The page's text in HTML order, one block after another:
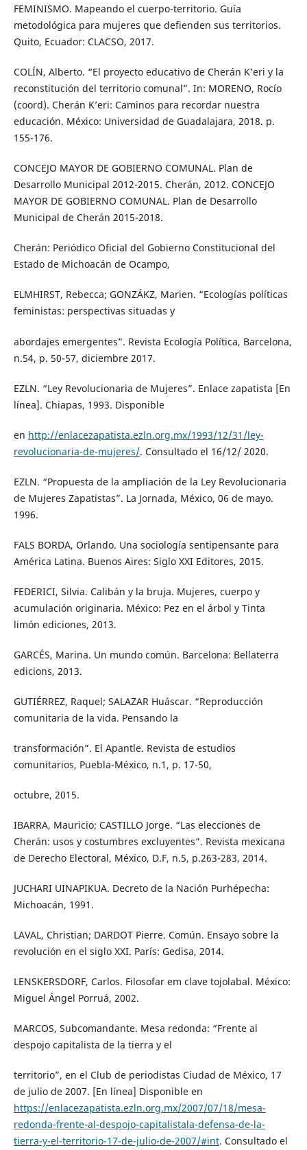
FEMINISMO. Mapeando el cuerpo-territorio. Guía
metodológica para mujeres que defienden sus territorios.
Quito, Ecuador: CLACSO, 2017.
COLÍN, Alberto. “El proyecto educativo de Cherán K’eri y la
reconstitución del territorio comunal”. In: MORENO, Rocío
(coord). Cherán K’eri: Caminos para recordar nuestra
educación. México: Universidad de Guadalajara, 2018. p.
155-176.
CONCEJO MAYOR DE GOBIERNO COMUNAL. Plan de
Desarrollo Municipal 2012-2015. Cherán, 2012. CONCEJO
MAYOR DE GOBIERNO COMUNAL. Plan de Desarrollo
Municipal de Cherán 2015-2018.
Cherán: Periódico Oficial del Gobierno Constitucional del
Estado de Michoacán de Ocampo,
ELMHIRST, Rebecca; GONZÁKZ, Marien. “Ecologías políticas
feministas: perspectivas situadas y
abordajes emergentes”. Revista Ecología Política, Barcelona,
n.54, p. 50-57, diciembre 2017.
EZLN. “Ley Revolucionaria de Mujeres”. Enlace zapatista [En
línea]. Chiapas, 1993. Disponible
en http://enlacezapatista.ezln.org.mx/1993/12/31/ley-
revolucionaria-de-mujeres/. Consultado el 16/12/ 2020.
EZLN. “Propuesta de la ampliación de la Ley Revolucionaria
de Mujeres Zapatistas”. La Jornada, México, 06 de mayo.
1996.
FALS BORDA, Orlando. Una sociología sentipensante para
América Latina. Buenos Aires: Siglo XXI Editores, 2015.
FEDERICI, Silvia. Calibán y la bruja. Mujeres, cuerpo y
acumulación originaria. México: Pez en el árbol y Tinta
limón ediciones, 2013.
GARCÉS, Marina. Un mundo común. Barcelona: Bellaterra
edicions, 2013.
GUTIÉRREZ, Raquel; SALAZAR Huáscar. “Reproducción
comunitaria de la vida. Pensando la
transformación”. El Apantle. Revista de estudios
comunitarios, Puebla-México, n.1, p. 17-50,
octubre, 2015.
IBARRA, Mauricio; CASTILLO Jorge. “Las elecciones de
Cherán: usos y costumbres excluyentes”. Revista mexicana
de Derecho Electoral, México, D.F, n.5, p.263-283, 2014.
JUCHARI UINAPIKUA. Decreto de la Nación Purhépecha:
Michoacán, 1991.
LAVAL, Christian; DARDOT Pierre. Común. Ensayo sobre la
revolución en el siglo XXI. París: Gedisa, 2014.
LENSKERSDORF, Carlos. Filosofar em clave tojolabal. México:
Miguel Ángel Porruá, 2002.
MARCOS, Subcomandante. Mesa redonda: “Frente al
despojo capitalista de la tierra y el
territorio”, en el Club de periodistas Ciudad de México, 17
de julio de 2007. [En línea] Disponible en
https://enlacezapatista.ezln.org.mx/2007/07/18/mesa-
redonda-frente-al-despojo-capitalistala-defensa-de-la-
tierra-y-el-territorio-17-de-julio-de-2007/#int. Consultado el